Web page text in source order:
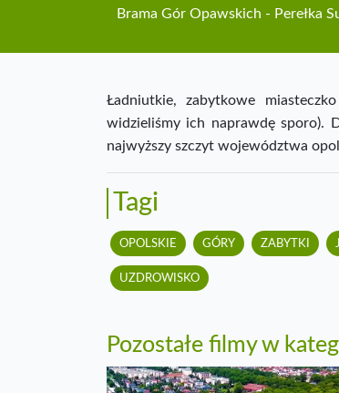
Brama Gór Opawskich - Perełka
Ładniutkie, zabytkowe
widzieliśmy ich naprawdę sporo).
najwyższy szczyt województwa
Tagi
OPOLSKIE GÓRY ZABYTKI
UZDROWISKO
Pozostałe filmy w